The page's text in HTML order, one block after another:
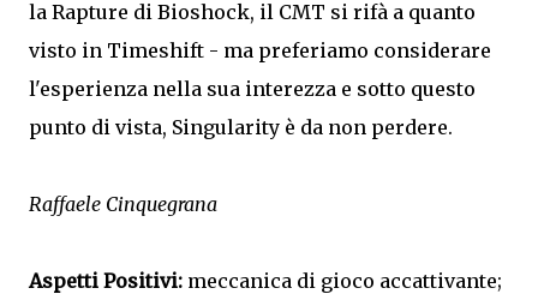
la Rapture di Bioshock, il CMT si rifà a quanto
visto in Timeshift - ma preferiamo considerare
l'esperienza nella sua interezza e sotto questo
punto di vista, Singularity è da non perdere.
Raffaele Cinquegrana
Aspetti Positivi: meccanica di gioco accattivante;